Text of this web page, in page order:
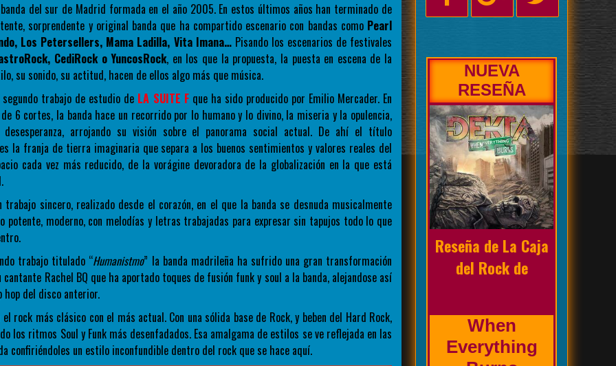
NUEVA
BIOGRAFÍA
Biografía de la
banda
Prholapsus
del sur de Madrid formada en el año 2005. En estos últimos años han terminado de
sorprendente y original banda que ha compartido escenario con bandas como Pearl
Los Petersellers, Mama Ladilla, Vita Imana…Pisando los escenarios de festivales
CediRock o YuncosRock, en los que la propuesta, la puesta en escena de la
su sonido, su actitud, hacen de ellos algo más que música.
trabajo de estudio de LA SUITE Fque ha sido producido por Emilio Mercader. En
de 6 cortes, la banda hace un recorrido por lo humano y lo divino, la miseria y la opulencia,
arrojando su visión sobre el panorama social actual. De ahí el título
la franja de tierra imaginaria que separa a los buenos sentimientos y valores reales del
cada vez más reducido, de la vorágine devoradora de la globalización en la que está
trabajo sincero, realizado desde el corazón, en el que la banda se desnuda musicalmente
potente, moderno, con melodías y letras trabajadas para expresar sin tapujos todo lo que
trabajo titulado “Humanistmo” la banda madrileña ha sufrido una gran transformación
Rachel BQ que ha aportado toques de fusión funk y soul a la banda, alejandose así
hop del disco anterior.
rock más clásico con el más actual. Con una sólida base de Rock, y beben del Hard Rock,
los ritmos Soul y Funk más desenfadados. Esa amalgama de estilos se ve reflejada en las
confiriéndoles un estilo inconfundible dentro del rock que se hace aquí.